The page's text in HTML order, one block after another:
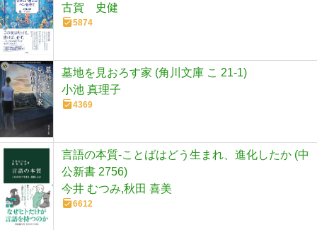
古賀 史健
5874
墓地を見おろす家 (角川文庫 こ 21-1)
小池 真理子
4369
言語の本質-ことばはどう生まれ、進化したか (中
公新書 2756)
今井 むつみ,秋田 喜美
6612